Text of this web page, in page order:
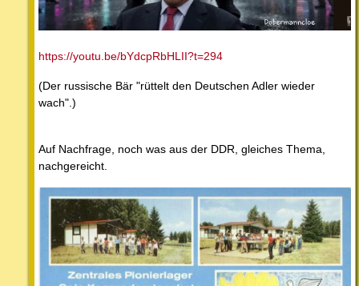
https://youtu.be/bYdcpRbHLII?t=294
(Der russische Bär "rüttelt den Deutschen Adler wieder
wach".)
Auf Nachfrage, noch was aus der DDR, gleiches Thema,
nachgereicht.